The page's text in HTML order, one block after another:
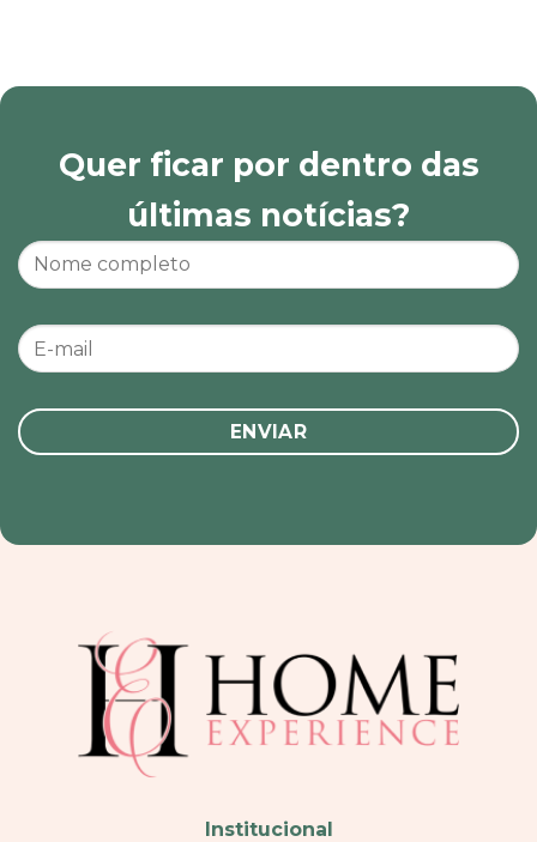
Quer ficar por dentro das
últimas notícias?
Institucional